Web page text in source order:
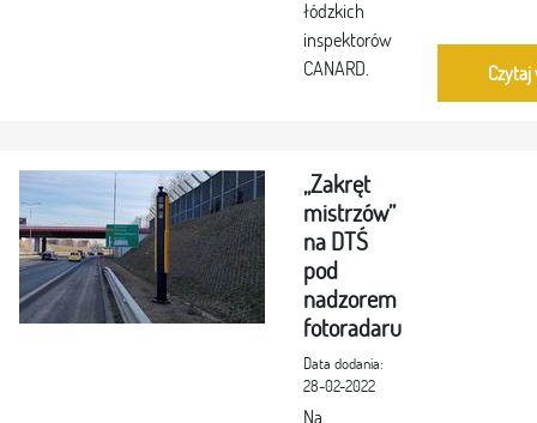
łódzkich
inspektorów
CANARD.
Czytaj
„Zakręt
mistrzów”
na DTŚ
pod
nadzorem
fotoradaru
Data dodania:
28-02-2022
Na